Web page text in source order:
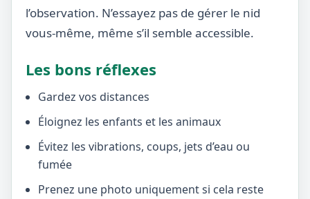
l’observation. N’essayez pas de gérer le nid
vous-même, même s’il semble accessible.
Les bons réflexes
Gardez vos distances
Éloignez les enfants et les animaux
Évitez les vibrations, coups, jets d’eau ou
fumée
Prenez une photo uniquement si cela reste